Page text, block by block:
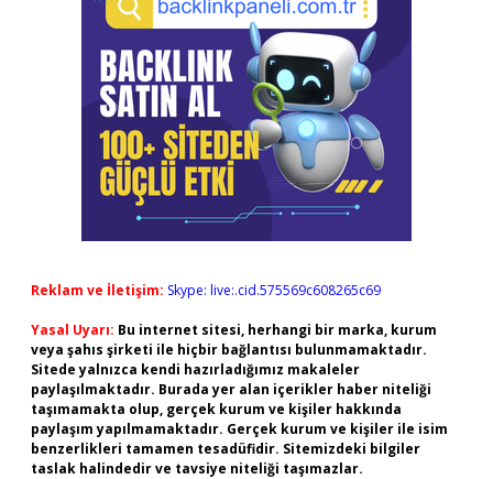
Reklam ve İletişim: Skype: live:.cid.575569c608265c69
Yasal Uyarı: Bu internet sitesi, herhangi bir marka, kurum
veya şahıs şirketi ile hiçbir bağlantısı bulunmamaktadır.
Sitede yalnızca kendi hazırladığımız makaleler
paylaşılmaktadır. Burada yer alan içerikler haber niteliği
taşımamakta olup, gerçek kurum ve kişiler hakkında
paylaşım yapılmamaktadır. Gerçek kurum ve kişiler ile isim
benzerlikleri tamamen tesadüfidir. Sitemizdeki bilgiler
taslak halindedir ve tavsiye niteliği taşımazlar.